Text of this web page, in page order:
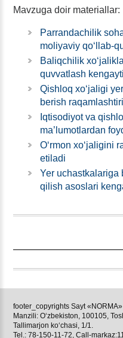
Mavzuga doir materiallar:
Parrandachilik
moliyaviy qoʻllab-
Baliqchilik
quvvatlash
Qishloq хoʻjaligi
berish
Iqtisodiyot va
ma’lumotlardan
Oʻrmon хoʻjaligini
etiladi
Yer uchastkalariga
qilish asoslari
footer_copyrights Sayt
Manzili: Oʻzbekiston, 100105,
Tallimarjon koʻchasi, 1/1.
Tel.: 78-150-11-72, Call-